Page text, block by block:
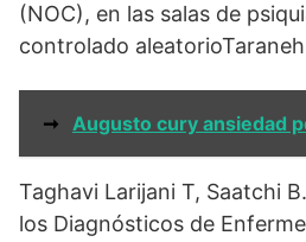
(NOC), en las salas de
controlado
➞ Augusto cury ansiedad
Taghavi Larijani T, Saatchi
los Diagnósticos de